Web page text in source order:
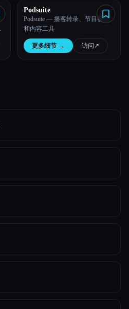
Podsuite
Podsuite — 播客转录、节目备注
和内容工具
更多细节 → 访问 ↗︎